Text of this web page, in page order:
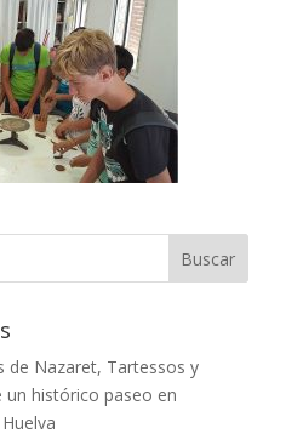
de Nazaret, Tartessos y
histórico paseo en